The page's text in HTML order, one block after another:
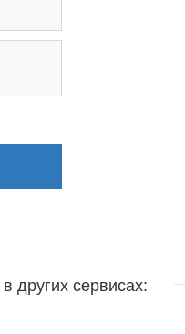
других сервисах: